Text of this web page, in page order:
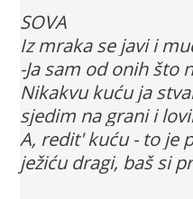
SOVA
Iz mraka se javi i
-Ja sam od onih što
Nikakvu kuću ja
sjedim na grani i
A, redit' kuću - to je
ježiću dragi, baš si